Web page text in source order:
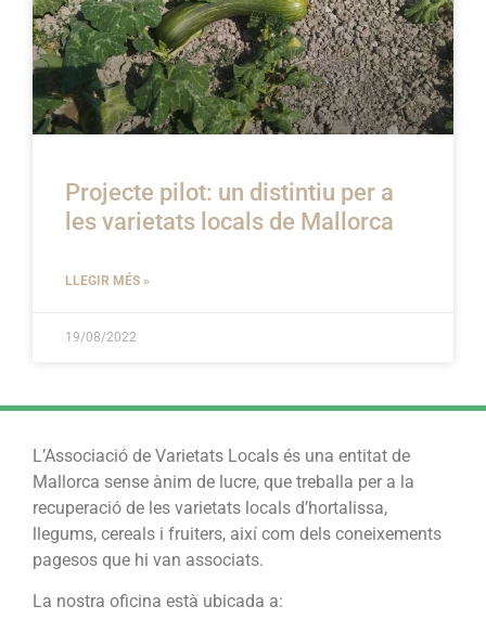
Projecte pilot: un distintiu per a
les varietats locals de Mallorca
LLEGIR MÉS »
19/08/2022
L’Associació de Varietats Locals és una entitat de
Mallorca sense ànim de lucre, que treballa per a la
recuperació de les varietats locals d’hortalissa,
llegums, cereals i fruiters, així com dels coneixements
pagesos que hi van associats.
La nostra oficina està ubicada a: